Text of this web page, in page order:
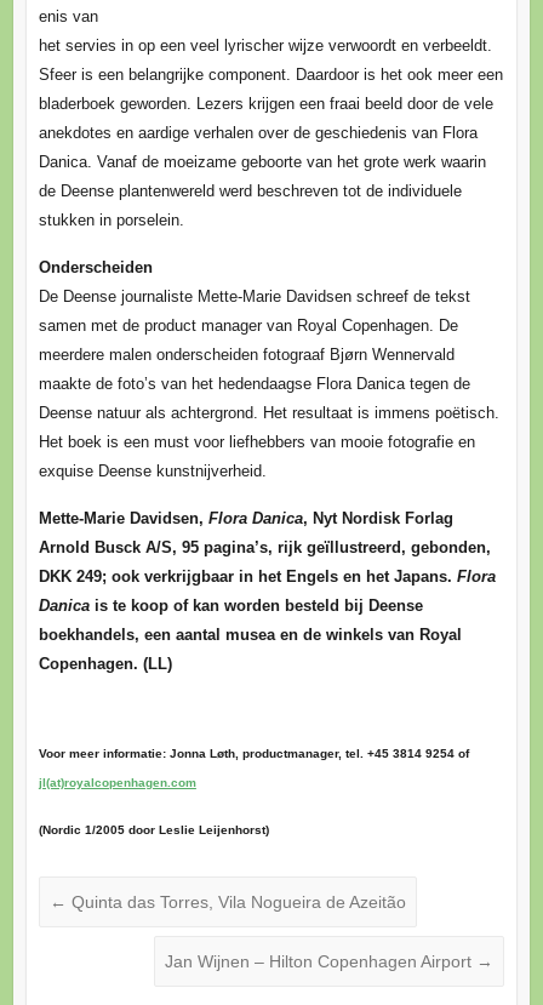
enis van
het servies in op een veel lyrischer wijze verwoordt en verbeeldt.
Sfeer is een belangrijke component. Daardoor is het ook meer een
bladerboek geworden. Lezers krijgen een fraai beeld door de vele
anekdotes en aardige verhalen over de geschiedenis van Flora
Danica. Vanaf de moeizame geboorte van het grote werk waarin
de Deense plantenwereld werd beschreven tot de individuele
stukken in porselein.
Onderscheiden
De Deense journaliste Mette-Marie Davidsen schreef de tekst
samen met de product manager van Royal Copenhagen. De
meerdere malen onderscheiden fotograaf Bjørn Wennervald
maakte de foto’s van het hedendaagse Flora Danica tegen de
Deense natuur als achtergrond. Het resultaat is immens poëtisch.
Het boek is een must voor liefhebbers van mooie fotografie en
exquise Deense kunstnijverheid.
Mette-Marie Davidsen, Flora Danica, Nyt Nordisk Forlag
Arnold Busck A/S, 95 pagina’s, rijk geïllustreerd, gebonden,
DKK 249; ook verkrijgbaar in het Engels en het Japans. Flora
Danicais te koop of kan worden besteld bij Deense
boekhandels, een aantal musea en de winkels van Royal
Copenhagen. (LL)
Voor meer informatie: Jonna Løth, productmanager, tel. +45 3814 9254 of
jl(at)royalcopenhagen.com
(Nordic 1/2005 door Leslie Leijenhorst)
← Quinta das Torres, Vila Nogueira de Azeitão
Jan Wijnen – Hilton Copenhagen Airport →